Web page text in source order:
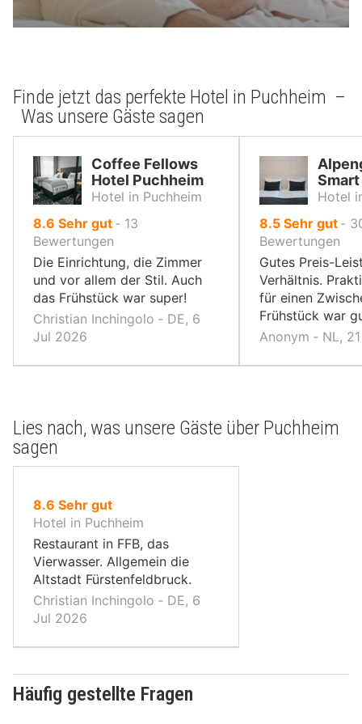
Finde jetzt das perfekte Hotel in Puchheim –
Was unsere Gäste sagen
Coffee Fellows
Hotel Puchheim
Hotel in Puchheim
8.6 von
10,
Sehr gut ‐ 13
Bewertungen
Die Einrichtung, die Zimmer
und vor allem der Stil. Auch
das Frühstück war super!
Christian Inchingolo ‐ DE, 6
Jul 2026
Hotel
8.5von
10,
Sehr gut ‐
Bewertungen
Gutes Preis-
Verhältnis.
für einen
Frühstück war
Anonym ‐ NL,
Lies nach, was unsere Gäste über Puchheim
sagen
8.6 von
10,
Sehr gut
Hotel in Puchheim
Restaurant in FFB, das
Vierwasser. Allgemein die
Altstadt Fürstenfeldbruck.
Christian Inchingolo ‐ DE, 6
Jul 2026
Häufig gestellte Fragen